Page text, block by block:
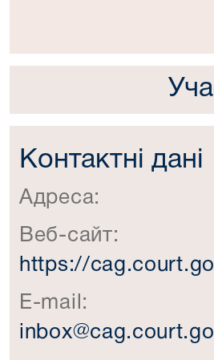
Контактні дані
Адреса:
Веб-сайт:
https://
E-mail: